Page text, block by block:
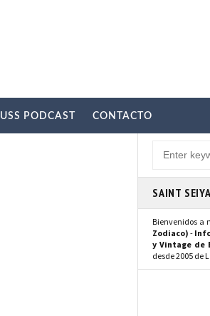
USS PODCAST CONTACTO
SAINT
Bienvenidos a
Zodiaco) -
y Vintage de
desde 2005 de